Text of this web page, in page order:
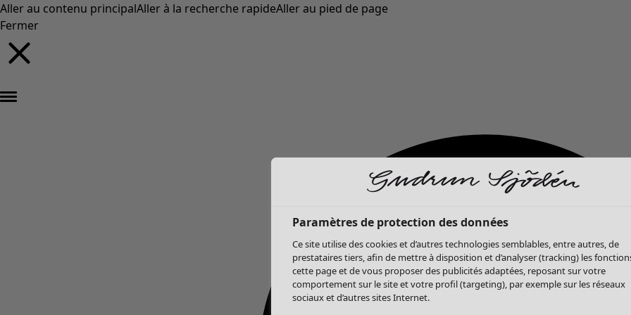
Aller au contenu principalAller à la recherche rapideAller au pied de page
Fermer
Paramètres de protection des données
Ce site utilise des cookies et d’autres technologies semblables, entre autres, de
prestataires tiers, afin de mettre à disposition et d’analyser (tracking) les
cette page et de vous proposer des publicités adaptées, reposant sur votre
comportement sur le site et votre profil (targeting), par exemple sur les réseaux
sociaux et d’autres sites Internet.